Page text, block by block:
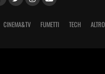
CINEMA&TV FUMETTI TECH ALTRO